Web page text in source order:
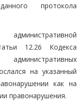
протокола
12.26 Кодекса
на указанный
как на
правонарушения.